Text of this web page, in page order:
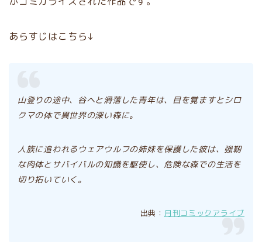
あらすじはこちら↓
山登りの途中、谷へと滑落した青年は、目を覚ますとシロ
クマの体で異世界の深い森に。
人族に追われるウェアウルフの姉妹を保護した彼は、強靭
な肉体とサバイバルの知識を駆使し、危険な森での生活を
切り拓いていく。
出典： 月刊コミックアライブ